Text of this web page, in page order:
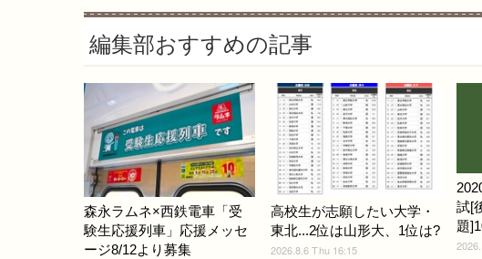
編集部おすすめの記事
森永ラムネ×西鉄電車「受
験生応援列車」応援メッセ
ージ8/12より募集
高校生が志願したい大学・
東北...2位は山形大、1位は?
2026.8.6 Thu 16:15
試[
題